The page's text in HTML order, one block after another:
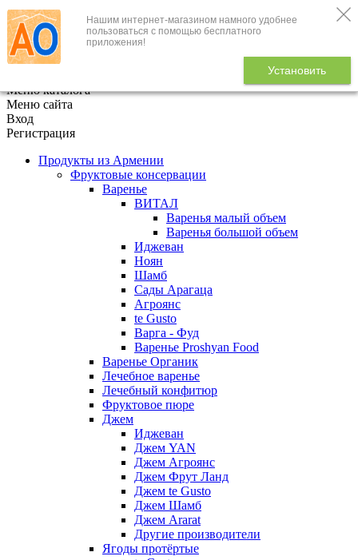
Нашим интернет-магазином намного удобнее
пользоваться с помощью бесплатного
приложения!
Установить
+7 (495) 646-888-1
В корзине
Меню каталога
Меню сайта
Вход
Регистрация
Продукты из Армении
Фруктовые консервации
Варенье
ВИТАЛ
Варенья малый объем
Варенья большой объем
Иджеван
Ноян
Шамб
Сады Арагаца
Агроянс
te Gusto
Варга - Фуд
Варенье Proshyan Food
Варенье Органик
Лечебное варенье
Лечебный конфитюр
Фруктовое пюре
Джем
Иджеван
Джем YAN
Джем Агроянс
Джем Фрут Ланд
Джем te Gusto
Джем Шамб
Джем Ararat
Другие производители
Ягоды протёртые